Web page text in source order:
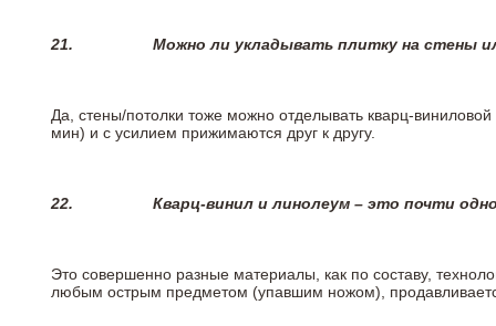
21. Можно ли укладывать плитку на стены
Да, стены/потолки тоже можно отделывать кварц-
мин) и с усилием прижимаются друг к другу.
22. Кварц-винил и линолеум – это почти
Это совершенно разные материалы, как по составу,
любым острым предметом (упавшим ножом),